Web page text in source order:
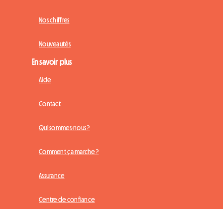
Nos chiffres
Nouveautés
En savoir plus
Aide
Contact
Qui sommes-nous ?
Comment ça marche ?
Assurance
Centre de confiance